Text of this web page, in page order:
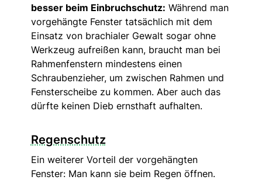
besser beim Einbruchschutz: Während man
vorgehängte Fenster tatsächlich mit dem
Einsatz von brachialer Gewalt sogar ohne
Werkzeug aufreißen kann, braucht man bei
Rahmenfenstern mindestens einen
Schraubenzieher, um zwischen Rahmen und
Fensterscheibe zu kommen. Aber auch das
dürfte keinen Dieb ernsthaft aufhalten.
Regenschutz
Ein weiterer Vorteil der vorgehängten
Fenster: Man kann sie beim Regen öffnen.